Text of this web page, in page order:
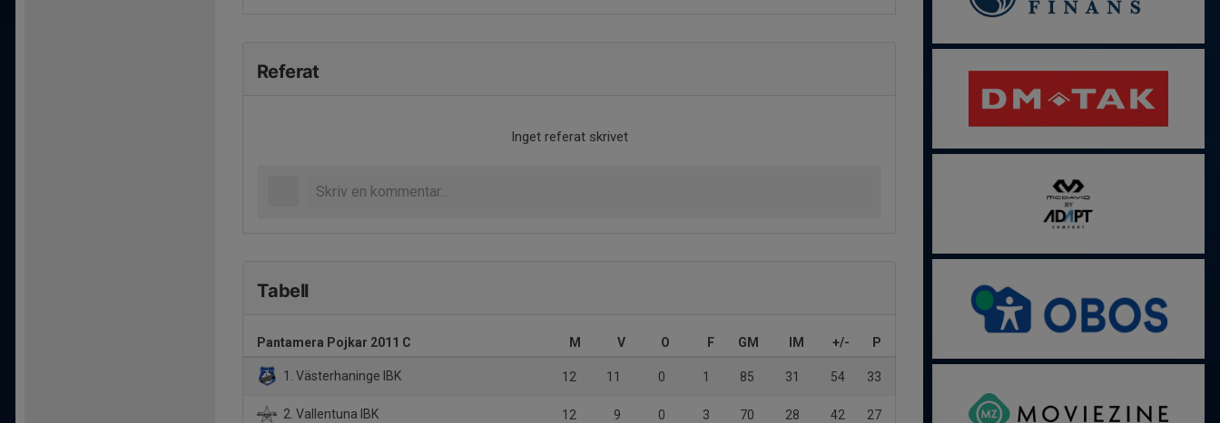
Referat
Inget referat skrivet
Tabell
Pantamera Pojkar 2011 C M V O F GM IM +/- P
1. Västerhaninge IBK 12 11 0 1 85 31 54 33
2. Vallentuna IBK 12 9 0 3 70 28 42 27